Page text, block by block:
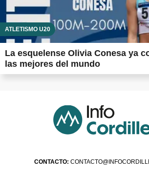
ATLETISMO U20
La esquelense Olivia Conesa ya
las mejores del mundo
CONTACTO: